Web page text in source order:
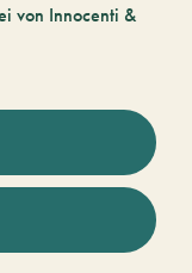
von Innocenti &